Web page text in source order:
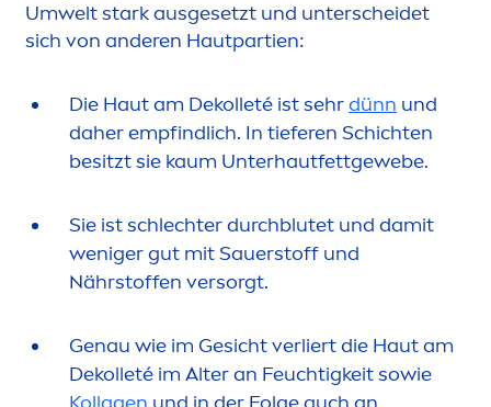
Umwelt stark ausgesetzt und unterscheidet
sich von anderen Hautpartien:
Die Haut am Dekolleté ist sehrdünn und
daher empfindlich. In tieferen Schichten
besitzt sie kaum Unterhautfettgewebe.
Sie ist schlechter durchblutet und damit
weniger gut mit Sauerstoff und
Nährstoffen versorgt.
Genau wie im Gesicht verliert die Haut am
Dekolleté im Alter an Feuchtigkeit sowie